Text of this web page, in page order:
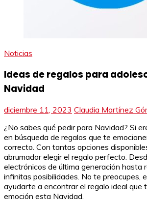
Noticias
Ideas de regalos para
Navidad
diciembre 11, 2023 Claudia Martínez
¿No sabes qué pedir para Navidad? Si
en búsqueda de regalos que te
correcto. Con tantas opciones
abrumador elegir el regalo perfecto.
electrónicos de última generación hasta
infinitas posibilidades. No te preocupes,
ayudarte a encontrar el regalo ideal que
emoción esta Navidad.